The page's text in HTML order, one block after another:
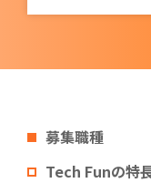
募集職種
Tech Funの特